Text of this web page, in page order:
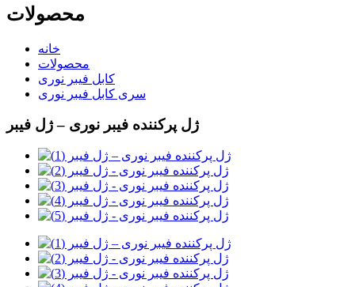
محصولات
خانه
محصولات
کابل فیبر نوری
سری کابل فیبر نوری
ژل پرکننده فیبر نوری – ژل فیبر